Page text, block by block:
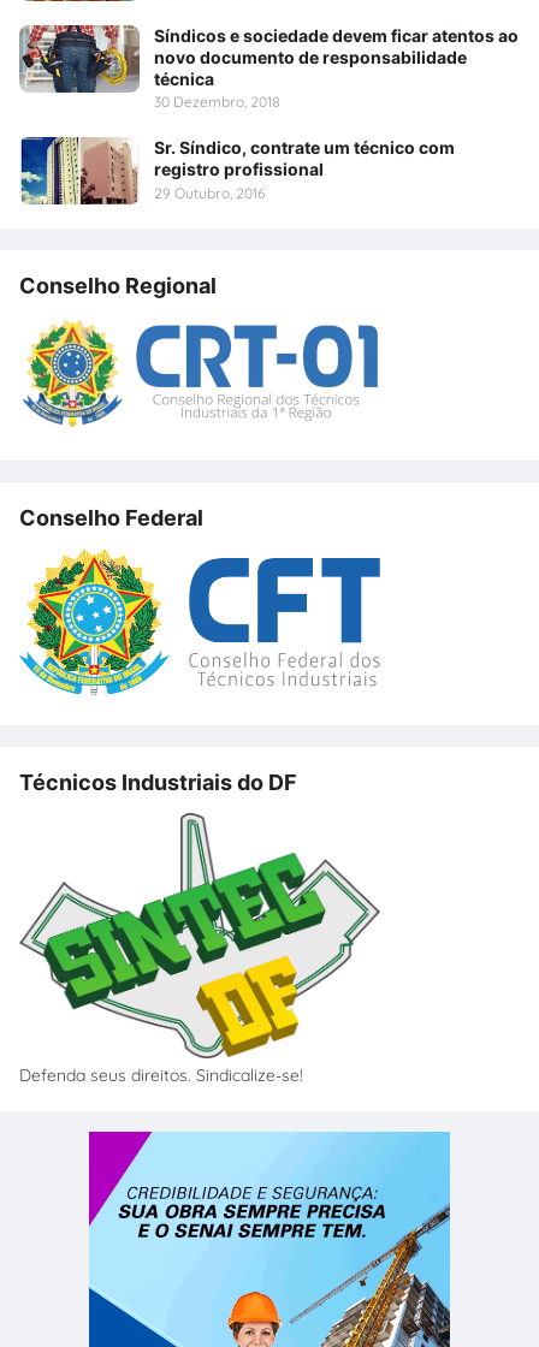
Síndicos e sociedade devem ficar atentos ao
novo documento de responsabilidade
técnica
30 Dezembro, 2018
Sr. Síndico, contrate um técnico com
registro profissional
29 Outubro, 2016
Conselho Regional
Conselho Federal
Técnicos Industriais do DF
Defenda seus direitos. Sindicalize-se!